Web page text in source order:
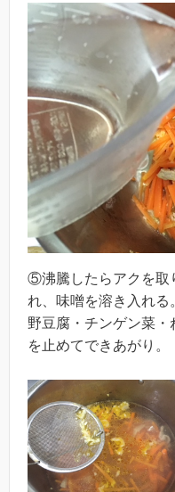
⑤沸騰したらアクを取
れ、味噌を溶き入れ
野豆腐・チンゲン菜
を止めてできあがり。